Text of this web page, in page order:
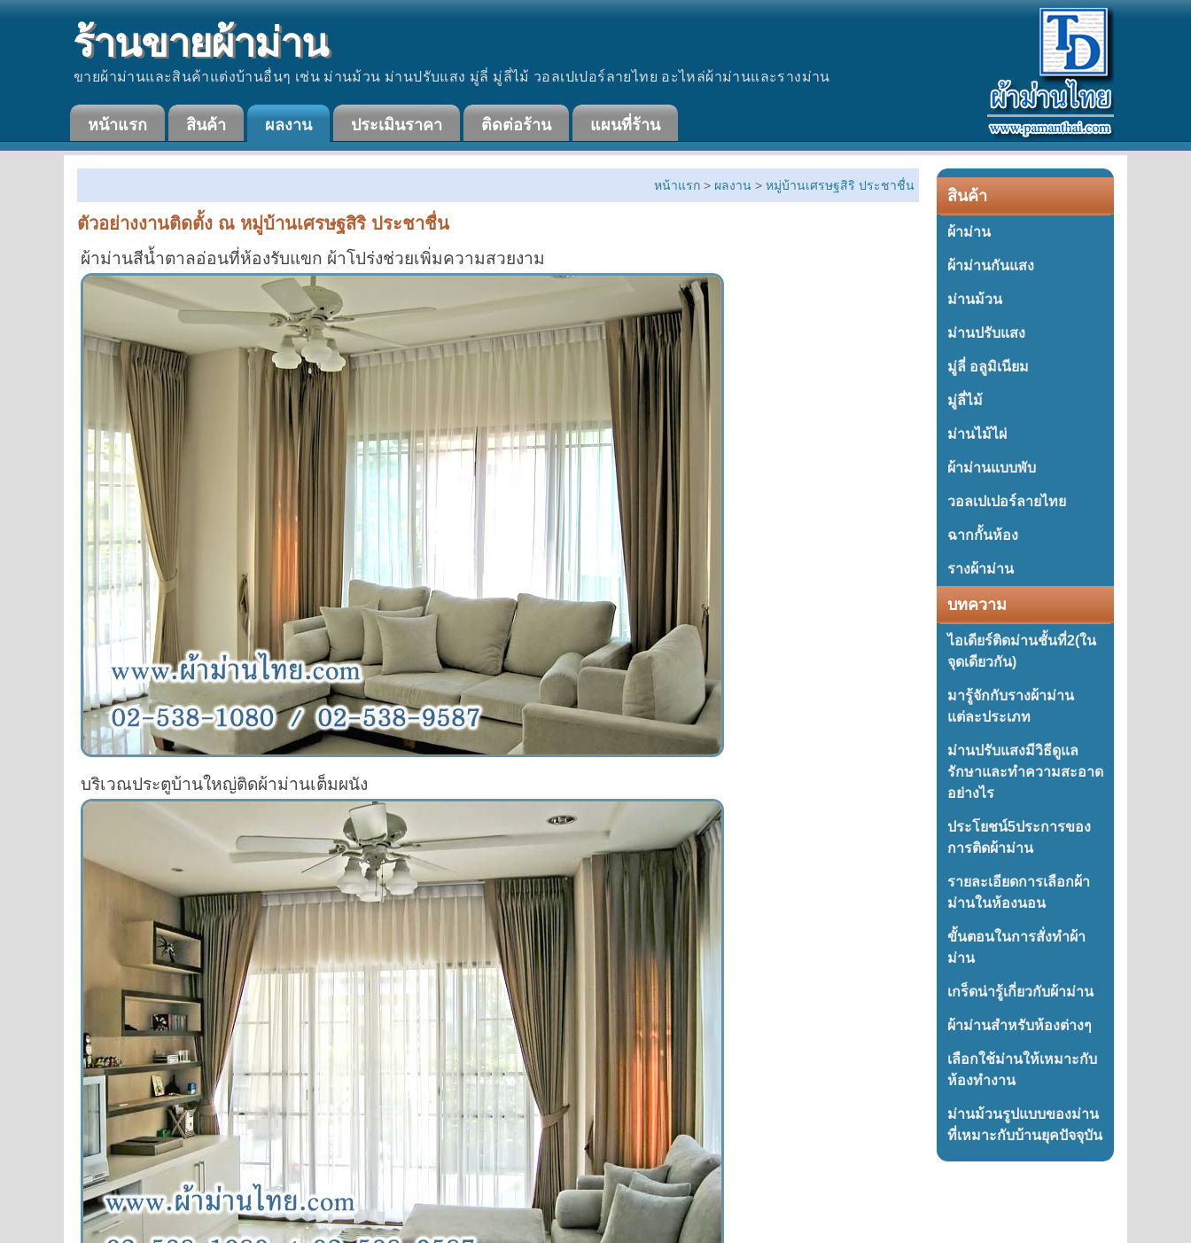
ร้านขายผ้าม่าน
ขายผ้าม่านและสินค้าแต่งบ้านอื่นๆ เช่น ม่านม้วน ม่านปรับแสง มู่ลี่ มู่ลี่ไม้ วอลเปเปอร์ลายไทย อะไหล่ผ้าม่านและรางม่าน
หน้าแรก สินค้า ผลงาน ประเมินราคา ติดต่อร้าน แผนที่ร้าน
หน้าแรก > ผลงาน > หมู่บ้านเศรษฐสิริ ประชาชื่น
ตัวอย่างงานติดตั้ง ณ หมู่บ้านเศรษฐสิริ ประชาชื่น
ผ้าม่านสีน้ำตาลอ่อนที่ห้องรับแขก ผ้าโปร่งช่วยเพิ่มความสวยงาม
บริเวณประตูบ้านใหญ่ติดผ้าม่านเต็มผนัง
สินค้า
ผ้าม่าน
ผ้าม่านกันแสง
ม่านม้วน
ม่านปรับแสง
มู่ลี่ อลูมิเนียม
มู่ลี่ไม้
ม่านไม้ไผ่
ผ้าม่านแบบพับ
วอลเปเปอร์ลายไทย
ฉากกั้นห้อง
รางผ้าม่าน
บทความ
ไอเดียร์ติดม่านชั้นที่2(ใน
จุดเดียวกัน)
มารู้จักกับรางผ้าม่าน
แต่ละประเภท
ม่านปรับแสงมีวิธีดูแล
รักษาและทำความสะอาด
อย่างไร
ประโยชน์5ประการของ
การติดผ้าม่าน
รายละเอียดการเลือกผ้า
ม่านในห้องนอน
ขั้นตอนในการสั่งทำผ้า
ม่าน
เกร็ดน่ารู้เกี่ยวกับผ้าม่าน
ผ้าม่านสำหรับห้องต่างๆ
เลือกใช้ม่านให้เหมาะกับ
ห้องทำงาน
ม่านม้วนรูปแบบของม่าน
ที่เหมาะกับบ้านยุคปัจจุบัน